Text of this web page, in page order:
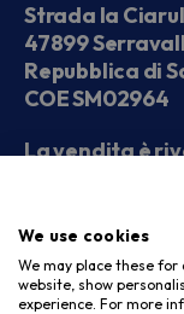
Strada la
47899
Repubblica di
COE SM02964
La vendita è
Seguici sui social
We use cookies
We may place these
website, show
experience. For more